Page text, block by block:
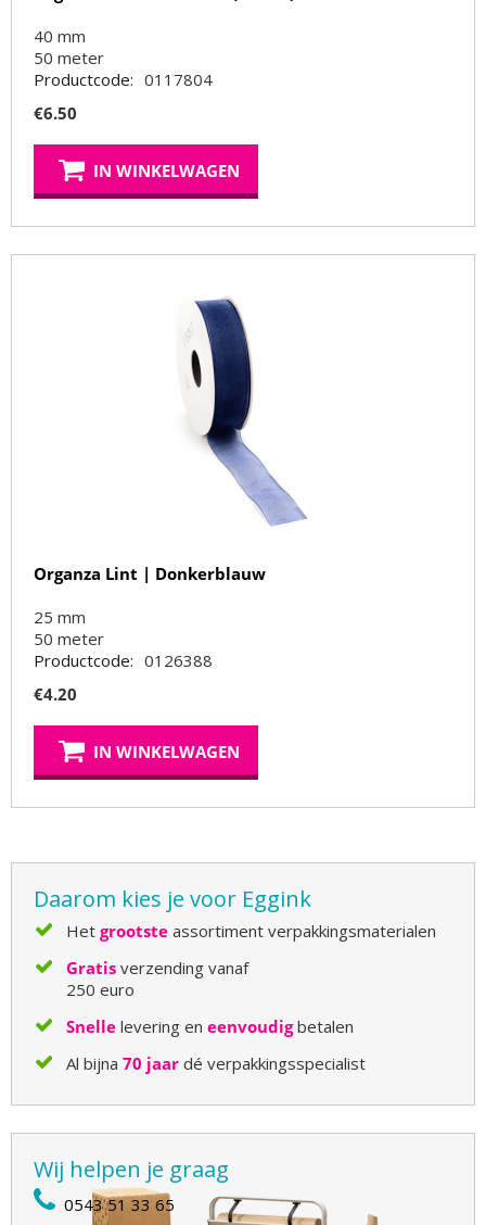
40 mm
50 meter
Productcode: 0117804
€6.50
IN WINKELWAGEN
Organza Lint | Donkerblauw
25 mm
50 meter
Productcode: 0126388
€4.20
IN WINKELWAGEN
Daarom kies je voor Eggink
Het grootste assortiment verpakkingsmaterialen
Gratis verzending vanaf
250 euro
Snelle levering en eenvoudigbetalen
Al bijna 70 jaar dé verpakkingsspecialist
Wij helpen je graag
0543 51 33 65